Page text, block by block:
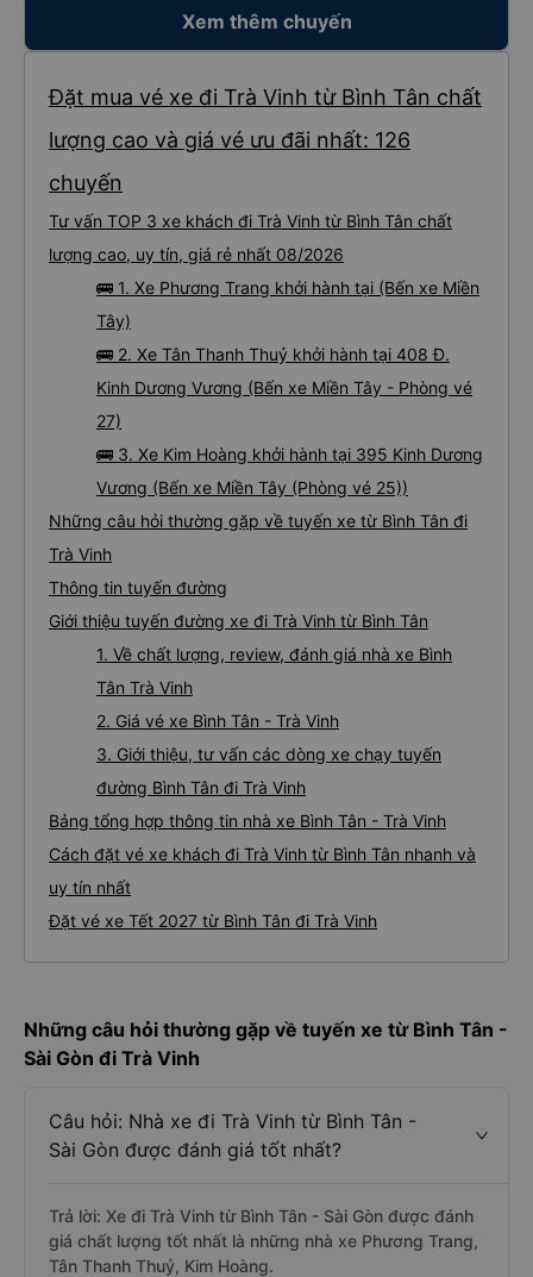
Xem thêm chuyến
Đặt mua vé xe đi Trà Vinh từ Bình Tân chất
lượng cao và giá vé ưu đãi nhất: 126
chuyến
Tư vấn TOP 3 xe khách đi Trà Vinh từ Bình Tân chất
lượng cao, uy tín, giá rẻ nhất 08/2026
🚌 1. Xe Phương Trang khởi hành tại (Bến xe Miền
Tây)
🚌 2. Xe Tân Thanh Thuỷ khởi hành tại 408 Đ.
Kinh Dương Vương (Bến xe Miền Tây - Phòng vé
27)
🚌 3. Xe Kim Hoàng khởi hành tại 395 Kinh Dương
Vương (Bến xe Miền Tây (Phòng vé 25))
Những câu hỏi thường gặp về tuyến xe từ Bình Tân đi
Trà Vinh
Thông tin tuyến đường
Giới thiệu tuyến đường xe đi Trà Vinh từ Bình Tân
1. Về chất lượng, review, đánh giá nhà xe Bình
Tân Trà Vinh
2. Giá vé xe Bình Tân - Trà Vinh
3. Giới thiệu, tư vấn các dòng xe chạy tuyến
đường Bình Tân đi Trà Vinh
Bảng tổng hợp thông tin nhà xe Bình Tân - Trà Vinh
Cách đặt vé xe khách đi Trà Vinh từ Bình Tân nhanh và
uy tín nhất
Đặt vé xe Tết 2027 từ Bình Tân đi Trà Vinh
Những câu hỏi thường gặp về tuyến xe từ Bình Tân -
Sài Gòn đi Trà Vinh
Câu hỏi: Nhà xe đi Trà Vinh từ Bình Tân -
Sài Gòn được đánh giá tốt nhất?
Trả lời: Xe đi Trà Vinh từ Bình Tân - Sài Gòn được đánh
giá chất lượng tốt nhất là những nhà xe Phương Trang,
Tân Thanh Thuỷ, Kim Hoàng.